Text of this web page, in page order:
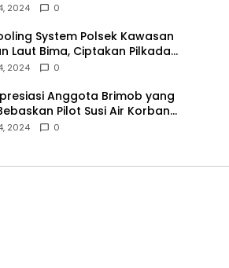
2024 0
System Polsek Kawasan
Laut Bima, Ciptakan Pilkada
yang Aman dan Damai
2024 0
Anggota Brimob yang
Pilot Susi Air Korban
KKB
2024 0